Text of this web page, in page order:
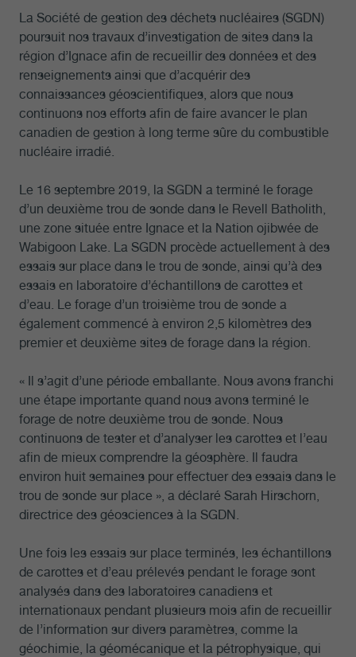
La Société de gestion des déchets nucléaires (SGDN)
poursuit nos travaux d’investigation de sites dans la
région d’Ignace afin de recueillir des données et des
renseignements ainsi que d’acquérir des
connaissances géoscientifiques, alors que nous
continuons nos efforts afin de faire avancer le plan
canadien de gestion à long terme sûre du combustible
nucléaire irradié.
Le 16 septembre 2019, la SGDN a terminé le forage
d’un deuxième trou de sonde dans le Revell Batholith,
une zone située entre Ignace et la Nation ojibwée de
Wabigoon Lake. La SGDN procède actuellement à des
essais sur place dans le trou de sonde, ainsi qu’à des
essais en laboratoire d’échantillons de carottes et
d’eau. Le forage d’un troisième trou de sonde a
également commencé à environ 2,5 kilomètres des
premier et deuxième sites de forage dans la région.
« Il s’agit d’une période emballante. Nous avons franchi
une étape importante quand nous avons terminé le
forage de notre deuxième trou de sonde. Nous
continuons de tester et d’analyser les carottes et l’eau
afin de mieux comprendre la géosphère. Il faudra
environ huit semaines pour effectuer des essais dans le
trou de sonde sur place », a déclaré Sarah Hirschorn,
directrice des géosciences à la SGDN.
Une fois les essais sur place terminés, les échantillons
de carottes et d’eau prélevés pendant le forage sont
analysés dans des laboratoires canadiens et
internationaux pendant plusieurs mois afin de recueillir
de l’information sur divers paramètres, comme la
géochimie, la géomécanique et la pétrophysique, qui